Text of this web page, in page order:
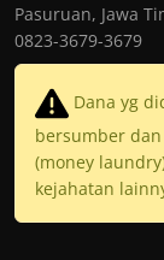
Pasuruan, Jawa
0823-3679-3679
Dana yg
bersumber
(money
kejahatan